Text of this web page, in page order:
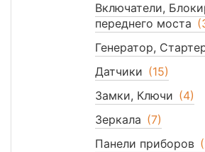
Включатели,
переднего моста
Генератор,
Датчики (15)
Замки, Ключи (4)
Зеркала (7)
Панели приборов